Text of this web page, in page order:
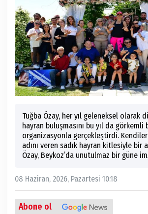
Tuğba Özay, her yıl geleneksel olarak
hayran buluşmasını bu yıl da görkemli
organizasyonla gerçekleştirdi.
adını veren sadık hayran kitlesiyle bir
Özay, Beykoz’da unutulmaz bir güne
08 Haziran, 2026, Pazartesi 10:18
Abone ol